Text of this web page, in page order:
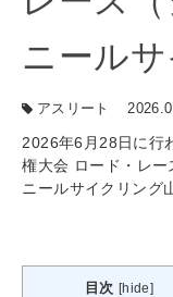
ニール
アスリート
2026年6月28日に行
権大会 ロード・レ
ニールサイクリング
目次 [hide]